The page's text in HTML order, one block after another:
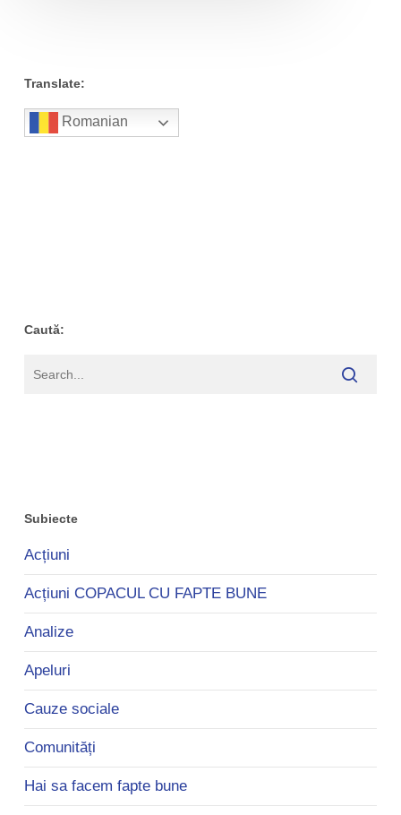
Translate:
Romanian
Caută:
Subiecte
Acțiuni
Acțiuni COPACUL CU FAPTE BUNE
Analize
Apeluri
Cauze sociale
Comunități
Hai sa facem fapte bune